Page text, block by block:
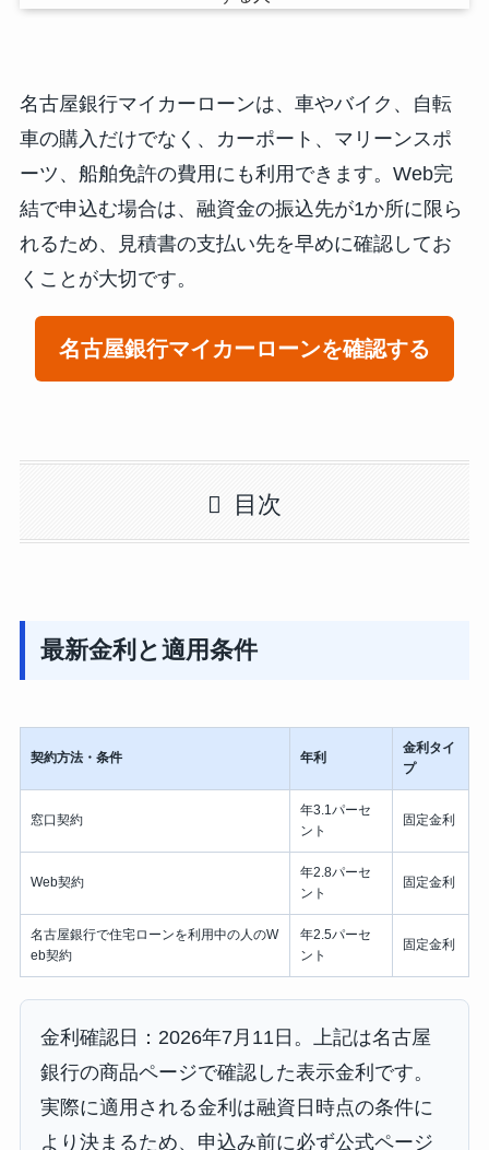
名古屋銀行マイカーローンは、車やバイク、自転
車の購入だけでなく、カーポート、マリーンスポ
ーツ、船舶免許の費用にも利用できます。Web完
結で申込む場合は、融資金の振込先が1か所に限ら
れるため、見積書の支払い先を早めに確認してお
くことが大切です。
名古屋銀行マイカーローンを確認する
目次
最新金利と適用条件
契約方法・条件 年利
金利タイ
プ
窓口契約
年3.1パーセ
ント
固定金利
Web契約
年2.8パーセ
ント
固定金利
名古屋銀行で住宅ローンを利用中の人のW
eb契約
年2.5パーセ
ント
固定金利
金利確認日：2026年7月11日。上記は名古屋
銀行の商品ページで確認した表示金利です。
実際に適用される金利は融資日時点の条件に
より決まるため、申込み前に必ず公式ページ